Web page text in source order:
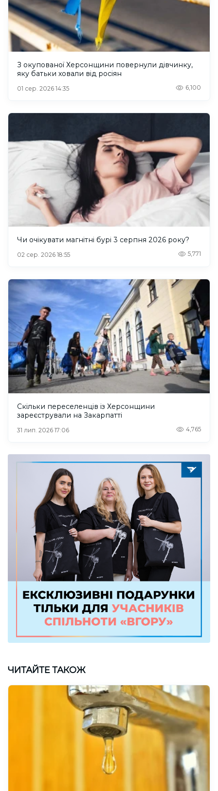
З окупованої Херсонщини повернули дівчинку,
яку батьки ховали від росіян
01 сер. 2026 14:35 6,100
Чи очікувати магнітні бурі 3 серпня 2026 року?
02 сер. 2026 18:55 5,771
Скільки переселенців із Херсонщини
зареєстрували на Закарпатті
31 лип. 2026 17:06 4,765
ЧИТАЙТЕ ТАКОЖ